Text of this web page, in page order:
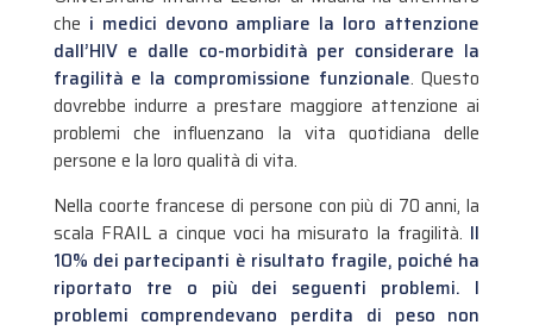
che i medici devono ampliare la loro attenzione
dall’HIV e dalle co-morbidità per considerare la
fragilità e la compromissione funzionale. Questo
dovrebbe indurre a prestare maggiore attenzione ai
problemi che influenzano la vita quotidiana delle
persone e la loro qualità di vita.
Nella coorte francese di persone con più di 70 anni, la
scala FRAIL a cinque voci ha misurato la fragilità. Il
10% dei partecipanti è risultato fragile, poiché ha
riportato tre o più dei seguenti problemi. I
problemi comprendevano perdita di peso non